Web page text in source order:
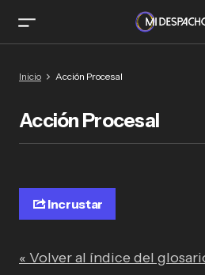
Inicio Acción Procesal
Acción Procesal
Incrustar
« Volver al índice del